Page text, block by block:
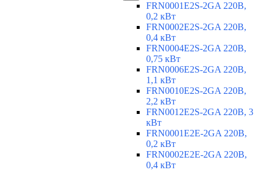
FRN0001E2S-2GA 220В,
0,2 кВт
FRN0002E2S-2GA 220В,
0,4 кВт
FRN0004E2S-2GA 220В,
0,75 кВт
FRN0006E2S-2GA 220В,
1,1 кВт
FRN0010E2S-2GA 220В,
2,2 кВт
FRN0012E2S-2GA 220В, 3
кВт
FRN0001E2E-2GA 220В,
0,2 кВт
FRN0002E2E-2GA 220В,
0,4 кВт